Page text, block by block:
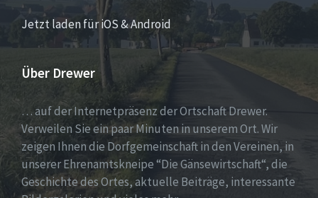
Jetzt laden für iOS & Android
Über Drewer
… auf der Internetpräsenz der Ortschaft Drewer.
Verweilen Sie ein paar Minuten in unserem Ort. Wir
zeigen Ihnen die Dorfgemeinschaft in den Vereinen, in
unserer Ehrenamtskneipe “Die Gänsewirtschaft“, die
Geschichte des Ortes, aktuelle Beiträge, interessante